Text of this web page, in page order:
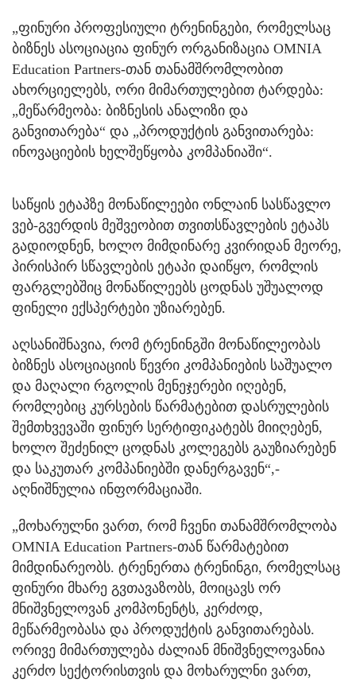
„ფინური პროფესიული ტრენინგები, რომელსაც
ბიზნეს ასოციაცია ფინურ ორგანიზაცია OMNIA
Education Partners-თან თანამშრომლობით
ახორციელებს, ორი მიმართულებით ტარდება:
„მეწარმეობა: ბიზნესის ანალიზი და
განვითარება“ და „პროდუქტის განვითარება:
ინოვაციების ხელშეწყობა კომპანიაში“.
საწყის ეტაპზე მონაწილეები ონლაინ სასწავლო
ვებ-გვერდის მეშვეობით თვითსწავლების ეტაპს
გადიოდნენ, ხოლო მიმდინარე კვირიდან მეორე,
პირისპირ სწავლების ეტაპი დაიწყო, რომლის
ფარგლებშიც მონაწილეებს ცოდნას უშუალოდ
ფინელი ექსპერტები უზიარებენ.
აღსანიშნავია, რომ ტრენინგში მონაწილეობას
ბიზნეს ასოციაციის წევრი კომპანიების საშუალო
და მაღალი რგოლის მენეჯერები იღებენ,
რომლებიც კურსების წარმატებით დასრულების
შემთხვევაში ფინურ სერტიფიკატებს მიიღებენ,
ხოლო შეძენილ ცოდნას კოლეგებს გაუზიარებენ
და საკუთარ კომპანიებში დანერგავენ“,-
აღნიშნულია ინფორმაციაში.
„მოხარულნი ვართ, რომ ჩვენი თანამშრომლობა
OMNIA Education Partners-თან წარმატებით
მიმდინარეობს. ტრენერთა ტრენინგი, რომელსაც
ფინური მხარე გვთავაზობს, მოიცავს ორ
მნიშვნელოვან კომპონენტს, კერძოდ,
მეწარმეობასა და პროდუქტის განვითარებას.
ორივე მიმართულება ძალიან მნიშვნელოვანია
კერძო სექტორისთვის და მოხარულნი ვართ,